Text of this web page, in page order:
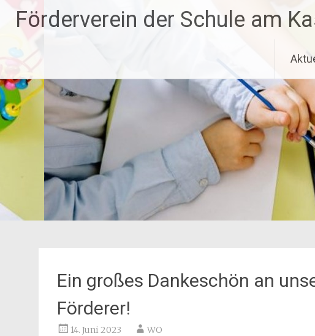
InhaltFörderverein der Schule am
Ein großes Dankeschön an
Förderer!
14. Juni 2023 WO